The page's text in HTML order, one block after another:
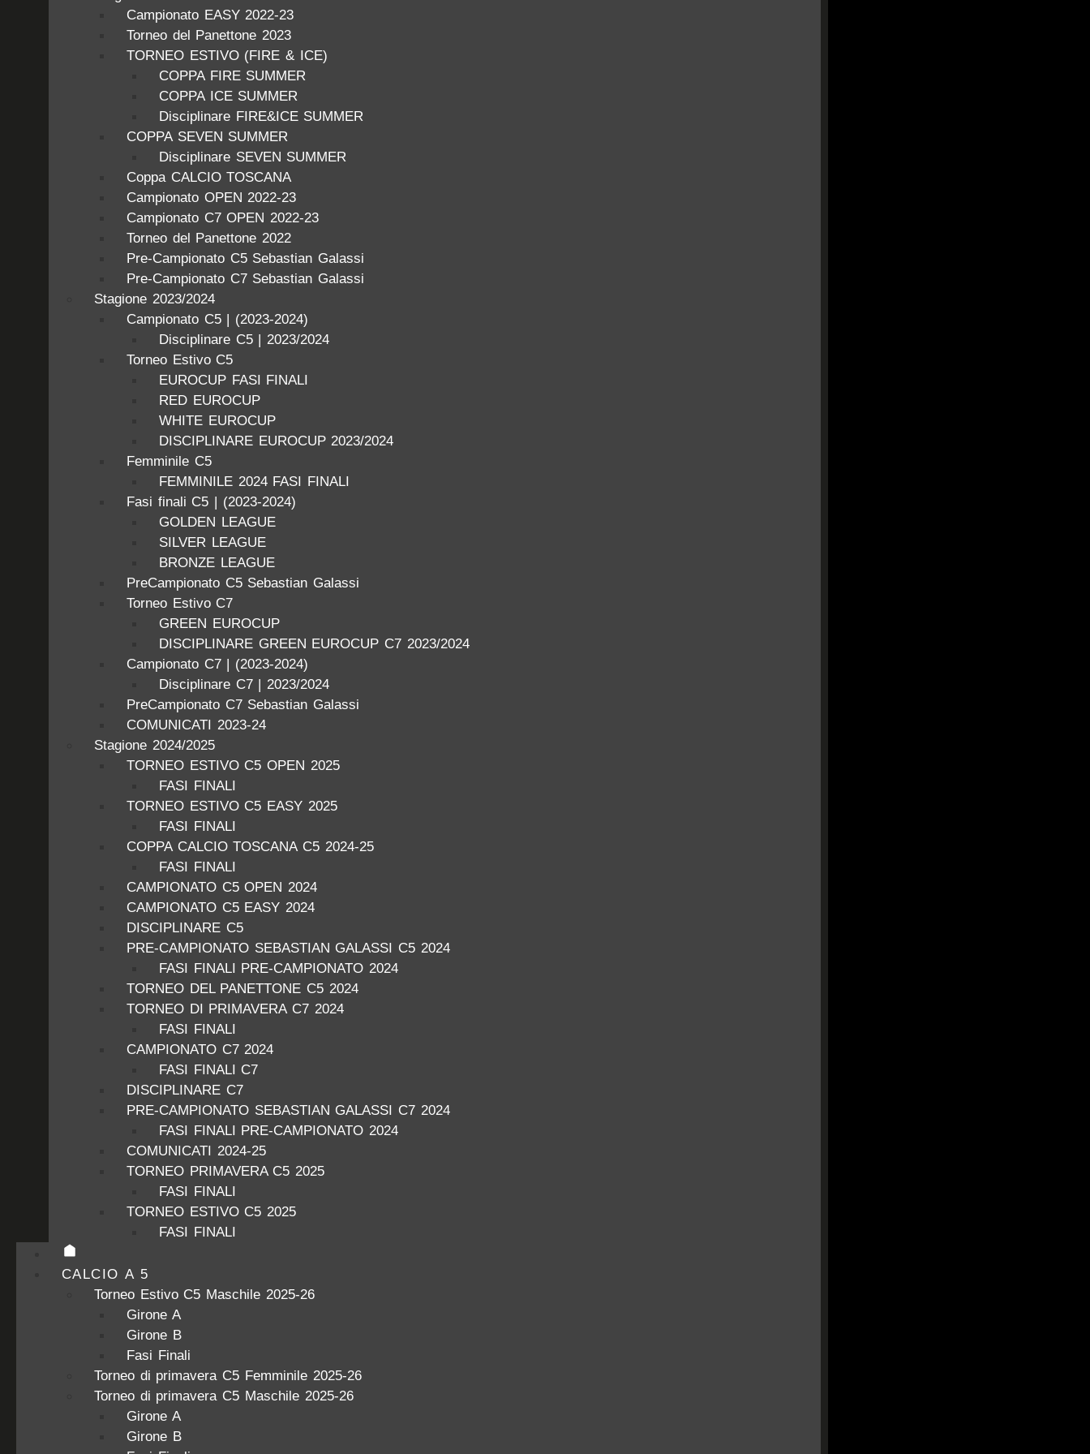
Campionato EASY 2022-23
Torneo del Panettone 2023
TORNEO ESTIVO (FIRE & ICE)
COPPA FIRE SUMMER
COPPA ICE SUMMER
Disciplinare FIRE&ICE SUMMER
COPPA SEVEN SUMMER
Disciplinare SEVEN SUMMER
Coppa CALCIO TOSCANA
Campionato OPEN 2022-23
Campionato C7 OPEN 2022-23
Torneo del Panettone 2022
Pre-Campionato C5 Sebastian Galassi
Pre-Campionato C7 Sebastian Galassi
Stagione 2023/2024
Campionato C5 | (2023-2024)
Disciplinare C5 | 2023/2024
Torneo Estivo C5
EUROCUP FASI FINALI
RED EUROCUP
WHITE EUROCUP
DISCIPLINARE EUROCUP 2023/2024
Femminile C5
FEMMINILE 2024 FASI FINALI
Fasi finali C5 | (2023-2024)
GOLDEN LEAGUE
SILVER LEAGUE
BRONZE LEAGUE
PreCampionato C5 Sebastian Galassi
Torneo Estivo C7
GREEN EUROCUP
DISCIPLINARE GREEN EUROCUP C7 2023/2024
Campionato C7 | (2023-2024)
Disciplinare C7 | 2023/2024
PreCampionato C7 Sebastian Galassi
COMUNICATI 2023-24
Stagione 2024/2025
TORNEO ESTIVO C5 OPEN 2025
FASI FINALI
TORNEO ESTIVO C5 EASY 2025
FASI FINALI
COPPA CALCIO TOSCANA C5 2024-25
FASI FINALI
CAMPIONATO C5 OPEN 2024
CAMPIONATO C5 EASY 2024
DISCIPLINARE C5
PRE-CAMPIONATO SEBASTIAN GALASSI C5 2024
FASI FINALI PRE-CAMPIONATO 2024
TORNEO DEL PANETTONE C5 2024
TORNEO DI PRIMAVERA C7 2024
FASI FINALI
CAMPIONATO C7 2024
FASI FINALI C7
DISCIPLINARE C7
PRE-CAMPIONATO SEBASTIAN GALASSI C7 2024
FASI FINALI PRE-CAMPIONATO 2024
COMUNICATI 2024-25
TORNEO PRIMAVERA C5 2025
FASI FINALI
TORNEO ESTIVO C5 2025
FASI FINALI
CALCIO A 5
Torneo Estivo C5 Maschile 2025-26
Girone A
Girone B
Fasi Finali
Torneo di primavera C5 Femminile 2025-26
Torneo di primavera C5 Maschile 2025-26
Girone A
Girone B